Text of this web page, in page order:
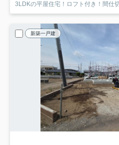
3LDKの平屋住宅！ロフト付き！間仕
新築一戸建